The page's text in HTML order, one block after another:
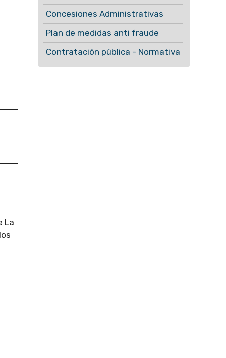
La
Concesiones Administrativas
Plan de medidas anti fraude
Contratación pública - Normativa